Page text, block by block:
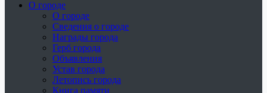
О городе
О городе
Сведения о городе
Награды города
Герб города
Объявления
Устав города
Летопись города
Книга памяти